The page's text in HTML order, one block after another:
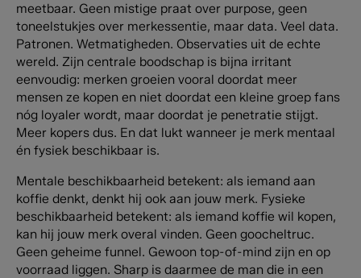
meetbaar. Geen mistige praat over purpose, geen
toneelstukjes over merkessentie, maar data. Veel data.
Patronen. Wetmatigheden. Observaties uit de echte
wereld. Zijn centrale boodschap is bijna irritant
eenvoudig: merken groeien vooral doordat meer
mensen ze kopen en niet doordat een kleine groep fans
nóg loyaler wordt, maar doordat je penetratie stijgt.
Meer kopers dus. En dat lukt wanneer je merk mentaal
én fysiek beschikbaar is.
Mentale beschikbaarheid betekent: als iemand aan
koffie denkt, denkt hij ook aan jouw merk. Fysieke
beschikbaarheid betekent: als iemand koffie wil kopen,
kan hij jouw merk overal vinden. Geen goocheltruc.
Geen geheime funnel. Gewoon top-of-mind zijn en op
voorraad liggen. Sharp is daarmee de man die in een